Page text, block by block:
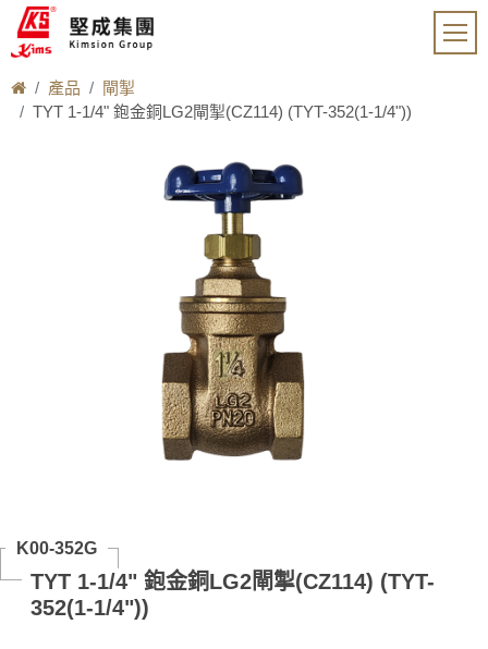
產品
閘掣
TYT 1-1/4" 鉋金銅LG2閘掣(CZ114) (TYT-352(1-1/4"))
K00-352G
TYT 1-1/4" 鉋金銅LG2閘掣(CZ114) (TYT-
352(1-1/4"))